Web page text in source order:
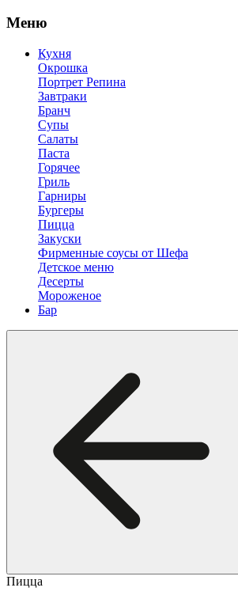
Меню
Кухня
Окрошка
Портрет Репина
Завтраки
Бранч
Супы
Салаты
Паста
Горячее
Гриль
Гарниры
Бургеры
Пицца
Закуски
Фирменные соусы от Шефа
Детское меню
Десерты
Мороженое
Бар
Пицца